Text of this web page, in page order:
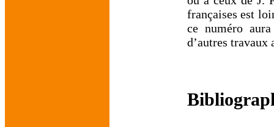
françaises est
ce numéro
d’autres travaux